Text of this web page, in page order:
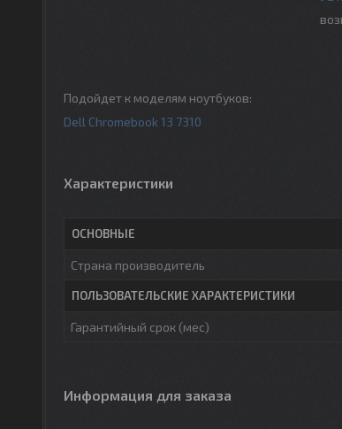
Подойдет к моделям ноутбуков:
Dell Chromebook 13 7310
Характеристики
ОСНОВНЫЕ
Страна производитель
ПОЛЬЗОВАТЕЛЬСКИЕ ХАРАКТЕРИСТИКИ
Гарантийный срок (мес)
Информация для заказа